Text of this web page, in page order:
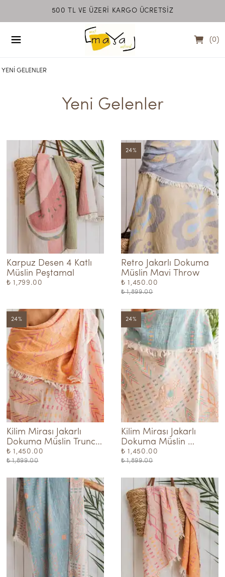
500 TL VE ÜZERİ KARGO ÜCRETSİZ
MEET MAYA
(0)
YENI GELENLER
Yeni Gelenler
Karpuz Desen 4 Katlı
Müslin Peştamal
₺ 1,799.00
24%
Retro Jakarlı Dokuma
Müslin Mavi Throw
₺ 1,450.00
₺ 1,899.00
24%
Kilim Mirası Jakarlı
Dokuma Müslin Truncu
Throw
₺ 1,450.00
₺ 1,899.00
24%
Kilim Mirası Jakarlı
Dokuma Müslin
Turkuaz Throw
₺ 1,450.00
₺ 1,899.00